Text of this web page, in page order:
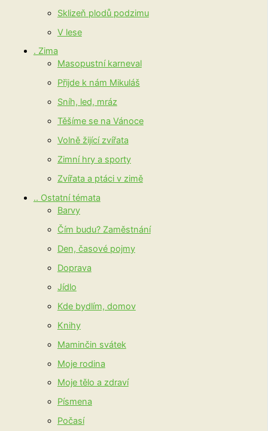
Sklizeň plodů podzimu
V lese
. Zima
Masopustní karneval
Přijde k nám Mikuláš
Sníh, led, mráz
Těšíme se na Vánoce
Volně žijící zvířata
Zimní hry a sporty
Zvířata a ptáci v zimě
.. Ostatní témata
Barvy
Čím budu? Zaměstnání
Den, časové pojmy
Doprava
Jídlo
Kde bydlím, domov
Knihy
Maminčin svátek
Moje rodina
Moje tělo a zdraví
Písmena
Počasí